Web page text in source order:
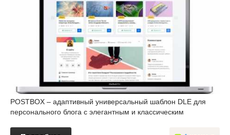
POSTBOX – адаптивный универсальный шаблон DLE для
персонального блога с элегантным и классическим